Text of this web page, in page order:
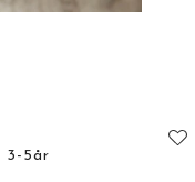
3-5år